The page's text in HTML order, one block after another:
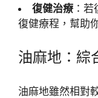
復健治療：若
復健療程，幫助
油麻地：綜
油麻地雖然相對